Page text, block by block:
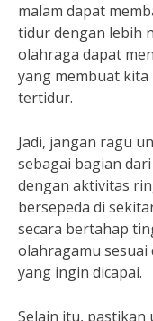
malam dapat
tidur dengan lebih
olahraga dapat
yang membuat kita
tertidur.
Jadi, jangan ragu
sebagai bagian
dengan aktivitas
bersepeda di
secara bertahap
olahragamu
yang ingin dicapai.
Selain itu,